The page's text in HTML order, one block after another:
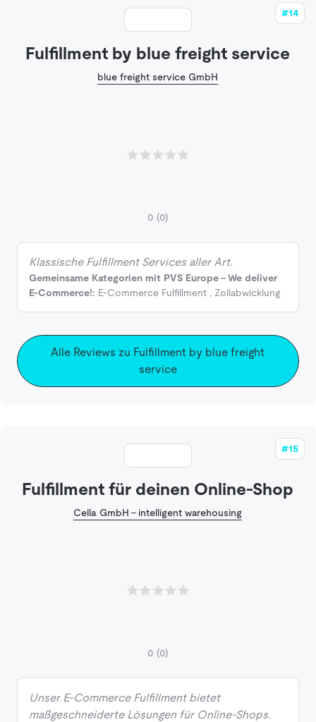
#14
Fulfillment by blue freight service
blue freight service GmbH
0 (0)
Klassische Fulfillment Services aller Art.
Gemeinsame Kategorien mit PVS Europe - We deliver
E-Commerce!: E-Commerce Fulfillment , Zollabwicklung
Alle Reviews zu Fulfillment by blue freight
service
#15
Fulfillment für deinen Online-Shop
Cella GmbH - intelligent warehousing
0 (0)
Unser E-Commerce Fulfillment bietet
maßgeschneiderte Lösungen für Online-Shops.